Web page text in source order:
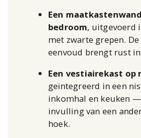
Een
bedroom, uitgevoerd
met zwarte grepen.
eenvoud brengt rust
Een vestiairekast op
geïntegreerd in een
inkomhal en keuken
invulling van een
hoek.